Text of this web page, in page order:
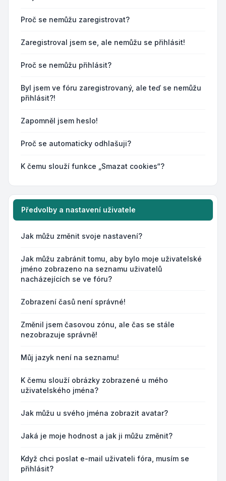
Proč se nemůžu zaregistrovat?
Zaregistroval jsem se, ale nemůžu se přihlásit!
Proč se nemůžu přihlásit?
Byl jsem ve fóru zaregistrovaný, ale teď se nemůžu
přihlásit?!
Zapomněl jsem heslo!
Proč se automaticky odhlašuji?
K čemu slouží funkce „Smazat cookies“?
Předvolby a nastavení uživatele
Jak můžu změnit svoje nastavení?
Jak můžu zabránit tomu, aby bylo moje uživatelské
jméno zobrazeno na seznamu uživatelů
nacházejících se ve fóru?
Zobrazení časů není správné!
Změnil jsem časovou zónu, ale čas se stále
nezobrazuje správně!
Můj jazyk není na seznamu!
K čemu slouží obrázky zobrazené u mého
uživatelského jména?
Jak můžu u svého jména zobrazit avatar?
Jaká je moje hodnost a jak ji můžu změnit?
Když chci poslat e-mail uživateli fóra, musím se
přihlásit?